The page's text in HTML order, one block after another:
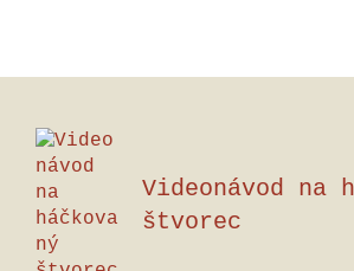
Videonávod na
štvorec